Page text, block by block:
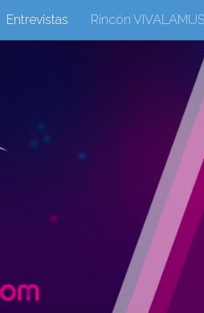
Entrevistas Rincón
eurovision
Rincón VIVALAMUSICA Sin